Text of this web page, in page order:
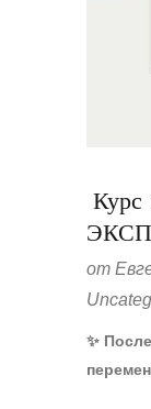
Курс
от
✨